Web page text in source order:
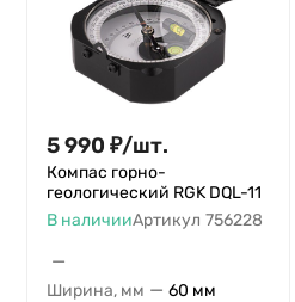
5 990 ₽/шт.
Компас горно-
геологический RGK DQL-11
В наличииАртикул 756228
—
Ширина, мм — 60 мм